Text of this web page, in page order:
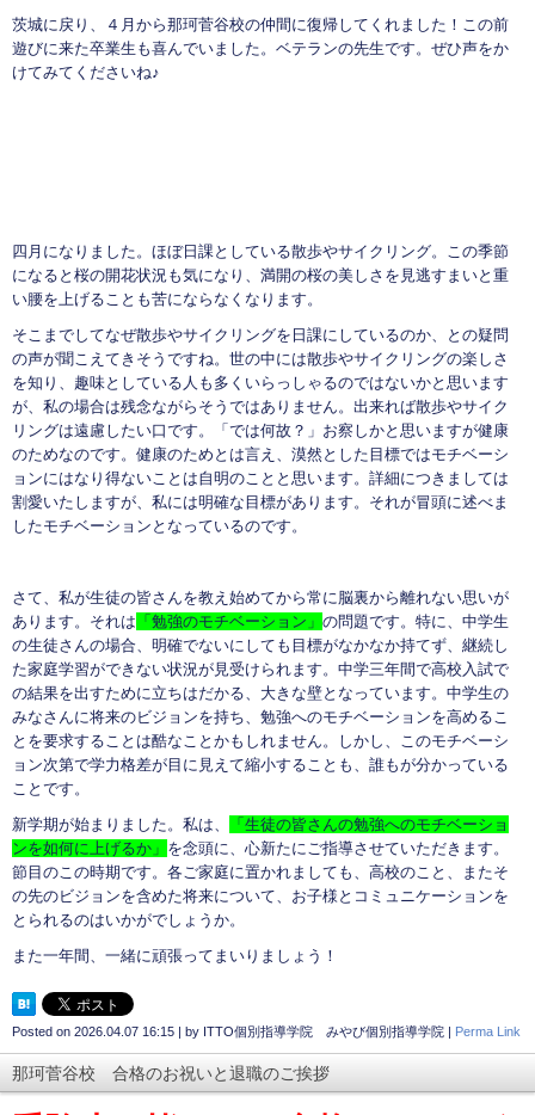
茨城に戻り、４月から那珂菅谷校の仲間に復帰してくれました！この前
遊びに来た卒業生も喜んでいました。ベテランの先生です。ぜひ声をか
けてみてくださいね♪
四月になりました。ほぼ日課としている散歩やサイクリング。この季節
になると桜の開花状況も気になり、満開の桜の美しさを見逃すまいと重
い腰を上げることも苦にならなくなります。
そこまでしてなぜ散歩やサイクリングを日課にしているのか、との疑問
の声が聞こえてきそうですね。世の中には散歩やサイクリングの楽しさ
を知り、趣味としている人も多くいらっしゃるのではないかと思います
が、私の場合は残念ながらそうではありません。出来れば散歩やサイク
リングは遠慮したい口です。「では何故？」お察しかと思いますが健康
のためなのです。健康のためとは言え、漠然とした目標ではモチベーシ
ョンにはなり得ないことは自明のことと思います。詳細につきましては
割愛いたしますが、私には明確な目標があります。それが冒頭に述べま
したモチベーションとなっているのです。
さて、私が生徒の皆さんを教え始めてから常に脳裏から離れない思いが
あります。それは 「勉強のモチベーション」 の問題です。特に、中学生
の生徒さんの場合、明確でないにしても目標がなかなか持てず、継続し
た家庭学習ができない状況が見受けられます。中学三年間で高校入試で
の結果を出すために立ちはだかる、大きな壁となっています。中学生の
みなさんに将来のビジョンを持ち、勉強へのモチベーションを高めるこ
とを要求することは酷なことかもしれません。しかし、このモチベーシ
ョン次第で学力格差が目に見えて縮小することも、誰もが分かっている
ことです。
新学期が始まりました。私は、
「生徒の皆さんの勉強へのモチベーショ
ンを如何に上げるか」 を念頭に、心新たにご指導させていただきます。
節目のこの時期です。各ご家庭に置かれましても、高校のこと、またそ
の先のビジョンを含めた将来について、お子様とコミュニケーションを
とられるのはいかがでしょうか。
また一年間、一緒に頑張ってまいりましょう！
Posted on 2026.04.07 16:15 by ITTO個別指導学院 みやび個別指導学院 Perma Link
那珂菅谷校 合格のお祝いと退職のご挨拶